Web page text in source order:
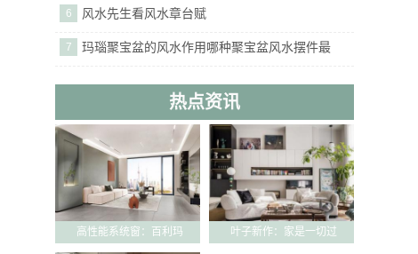
6 风水先生看风水章台赋
7 玛瑙聚宝盆的风水作用哪种聚宝盆风水摆件最
热点资讯
高性能系统窗：百利玛 叶子新作：家是一切过